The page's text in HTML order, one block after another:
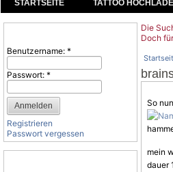
STARTSEITE TATTOO
Benutzername: *
Passwort: *
Registrieren
Passwort vergessen
Die
Doch
So
mein
dauer